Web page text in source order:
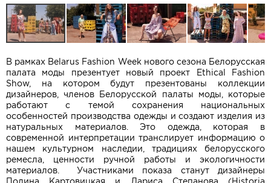
В рамках Belarus Fashion Week нового сезона Белорусская
палата моды презентует новый проект Ethical Fashion
Show, на котором будут презентованы коллекции
дизайнеров, членов Белорусской палаты моды, которые
работают с темой сохранения национальных
особенностей производства одежды и создают изделия из
натуральных материалов. Это одежда, которая в
современной интерпретации транслирует информацию о
нашем культурном наследии, традициях белорусского
ремесла, ценности ручной работы и экологичности
материалов. Участниками показа станут дизайнеры